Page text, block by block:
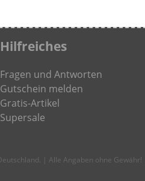
Hilfreiches
Fragen und Antworten
Gutschein melden
Gratis-Artikel
Supersale
| Alle Angaben ohne